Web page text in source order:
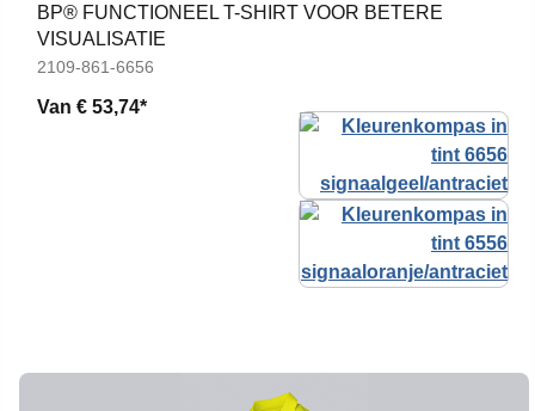
BP® FUNCTIONEEL T-SHIRT VOOR BETERE
VISUALISATIE
2109-861-6656
Van € 53,74*